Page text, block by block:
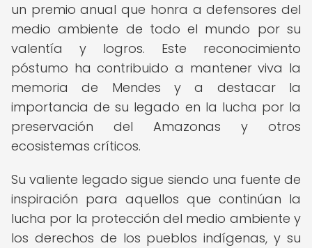
un premio anual que honra a defensores del
medio ambiente de todo el mundo por su
valentía y logros. Este reconocimiento
póstumo ha contribuido a mantener viva la
memoria de Mendes y a destacar la
importancia de su legado en la lucha por la
preservación del Amazonas y otros
ecosistemas críticos.
Su valiente legado sigue siendo una fuente de
inspiración para aquellos que continúan la
lucha por la protección del medio ambiente y
los derechos de los pueblos indígenas, y su